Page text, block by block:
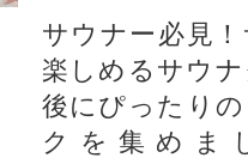
サウナー必見
楽しめるサウ
後にぴったり
クを集めま